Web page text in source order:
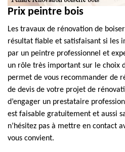
Prix peintre bois
Les travaux de rénovation de
résultat fiable et satisfaisant si les
par un peintre professionnel et
un rôle très important sur le choix
permet de vous recommander de
de devis de votre projet de
d’engager un prestataire
est faisable gratuitement et aussi
n’hésitez pas à mettre en contact
vous convient.